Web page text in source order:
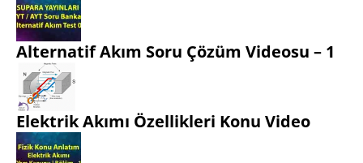
Alternatif Akım Soru Çözüm Videosu – 1
Elektrik Akımı Özellikleri Konu Video